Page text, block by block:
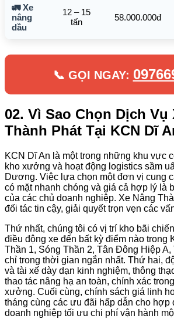
🚛 Xe
nâng
dầu
12 – 15
tấn
58.000.000đ
📞 GỌI NGAY:
02. Vì Sao Chọn Dịch Vụ
Thành Phát Tại KCN Dĩ
KCN Dĩ An là một trong những khu vực
kho xưởng và hoạt động logistics sầm
Dương. Việc lựa chọn một đơn vị cung
có mặt nhanh chóng và giá cả hợp lý là
của các chủ doanh nghiệp. Xe Nâng
đối tác tin cậy, giải quyết trọn vẹn các
Thứ nhất, chúng tôi có vị trí kho bãi
điều động xe đến bất kỳ điểm nào trong
Thần 1, Sóng Thần 2, Tân Đông Hiệp
chỉ trong thời gian ngắn nhất. Thứ hai,
và tài xế dày dạn kinh nghiệm, thông
thao tác nâng hạ an toàn, chính xác
xưởng. Cuối cùng, chính sách giá linh
tháng cùng các ưu đãi hấp dẫn cho hợp
doanh nghiệp tối ưu chi phí vận hành